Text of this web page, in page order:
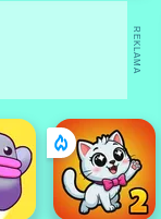
REKLAMA